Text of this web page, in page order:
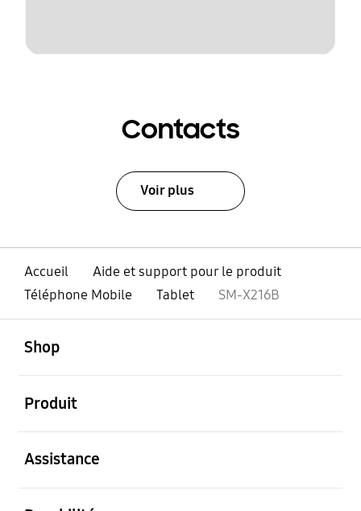
Contacts
Voir plus
Accueil
Aide et support pour le produit
Téléphone Mobile
Tablet SM-X216B
Shop
Produit
Assistance